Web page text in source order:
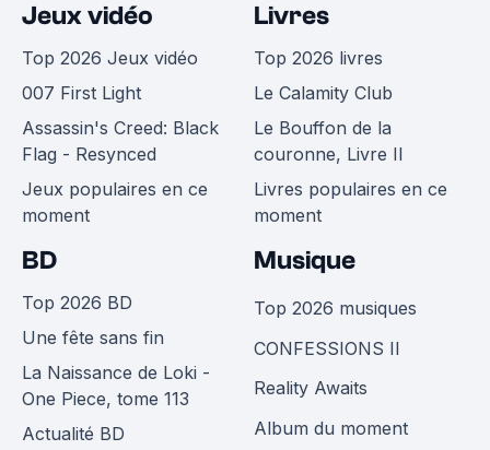
Jeux vidéo
Top 2026 Jeux vidéo
007 First Light
Assassin's Creed: Black
Flag - Resynced
Jeux populaires en ce
moment
Livres
Top 2026 livres
Le Calamity Club
Le Bouffon de la
couronne, Livre II
Livres populaires en ce
moment
BD
Top 2026 BD
Une fête sans fin
La Naissance de Loki -
One Piece, tome 113
Actualité BD
Musique
Top 2026 musiques
CONFESSIONS II
Reality Awaits
Album du moment